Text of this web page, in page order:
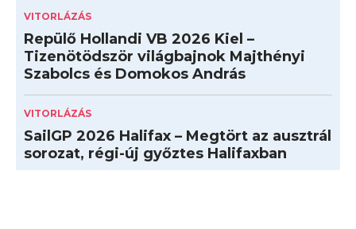
VITORLÁZÁS
Repülő Hollandi VB 2026 Kiel –
Tizenötödször világbajnok Majthényi
Szabolcs és Domokos András
VITORLÁZÁS
SailGP 2026 Halifax – Megtört az ausztrál
sorozat, régi-új győztes Halifaxban